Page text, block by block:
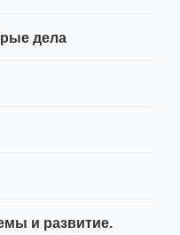
дела
и развитие.